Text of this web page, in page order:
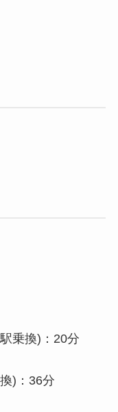
乗換)：20分
)：36分